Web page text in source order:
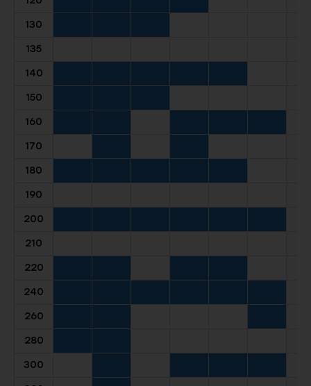
130
135
140
150
160
170
180
190
200
210
220
240
260
280
300